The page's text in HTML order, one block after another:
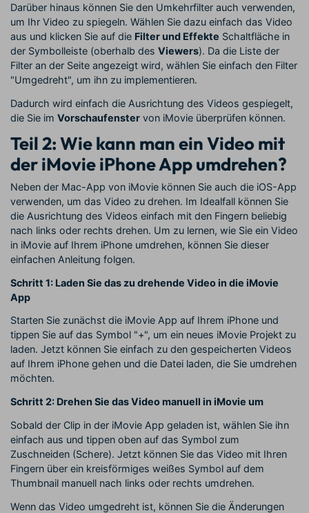
Darüber hinaus können Sie den Umkehrfilter auch verwenden,
um Ihr Video zu spiegeln. Wählen Sie dazu einfach das Video
aus und klicken Sie auf die Filter und Effekte Schaltfläche in
der Symbolleiste (oberhalb des Viewers). Da die Liste der
Filter an der Seite angezeigt wird, wählen Sie einfach den Filter
"Umgedreht", um ihn zu implementieren.
Dadurch wird einfach die Ausrichtung des Videos gespiegelt,
die Sie im Vorschaufenster von iMovie überprüfen können.
Teil 2: Wie kann man ein Video mit
der iMovie iPhone App umdrehen?
Neben der Mac-App von iMovie können Sie auch die iOS-App
verwenden, um das Video zu drehen. Im Idealfall können Sie
die Ausrichtung des Videos einfach mit den Fingern beliebig
nach links oder rechts drehen. Um zu lernen, wie Sie ein Video
in iMovie auf Ihrem iPhone umdrehen, können Sie dieser
einfachen Anleitung folgen.
Schritt 1: Laden Sie das zu drehende Video in die iMovie
App
Starten Sie zunächst die iMovie App auf Ihrem iPhone und
tippen Sie auf das Symbol "+", um ein neues iMovie Projekt zu
laden. Jetzt können Sie einfach zu den gespeicherten Videos
auf Ihrem iPhone gehen und die Datei laden, die Sie umdrehen
möchten.
Schritt 2: Drehen Sie das Video manuell in iMovie um
Sobald der Clip in der iMovie App geladen ist, wählen Sie ihn
einfach aus und tippen oben auf das Symbol zum
Zuschneiden (Schere). Jetzt können Sie das Video mit Ihren
Fingern über ein kreisförmiges weißes Symbol auf dem
Thumbnail manuell nach links oder rechts umdrehen.
Wenn das Video umgedreht ist, können Sie die Änderungen